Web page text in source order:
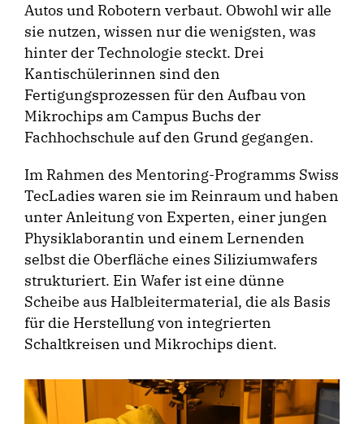
Autos und Robotern verbaut. Obwohl wir alle
sie nutzen, wissen nur die wenigsten, was
hinter der Technologie steckt. Drei
Kantischülerinnen sind den
Fertigungsprozessen für den Aufbau von
Mikrochips am Campus Buchs der
Fachhochschule auf den Grund gegangen.
Im Rahmen des Mentoring-­Programms Swiss
TecLadies waren sie im Reinraum und haben
unter Anleitung von Experten, einer jungen
Physiklaborantin und einem Lernenden
selbst die Oberfläche eines Siliziumwafers
strukturiert. Ein Wafer ist eine dünne
Scheibe aus Halbleitermaterial, die als Basis
für die Herstellung von integrierten
Schaltkreisen und Mikrochips dient.